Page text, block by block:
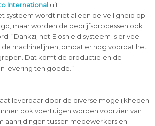
Internationaluit.
systeem wordt niet alleen de veiligheid op
maar worden de bedrijfsprocessen ook
“Dankzij het Eloshield systeem is er veel
machinelijnen, omdat er nog voordat het
Dat komt de productie en de
levering ten goede.”
leverbaar door de diverse mogelijkheden
ook voertuigen worden voorzien van
aanrijdingen tussen medewerkers en